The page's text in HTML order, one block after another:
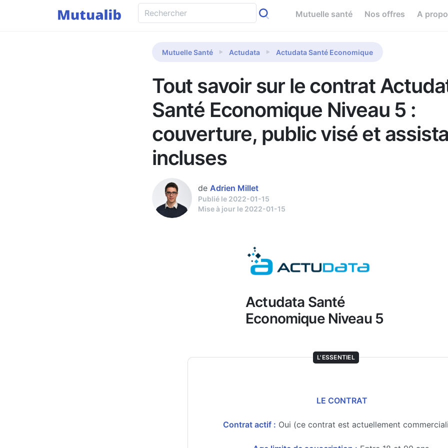
Mutuelle santé Nos offres A
Mutuelle Santé Actudata Actudata Santé Economique
Tout savoir sur le contrat
Santé Economique Niveau 5 :
couverture, public visé et
incluses
de Adrien Millet
Publié le 2022-01-15
Mise à jour le 2022-01-15
Actudata Santé
Economique Niveau 5
L'ESSENTIEL
LE CONTRAT
Contrat actif : Oui (ce contrat est actuellement